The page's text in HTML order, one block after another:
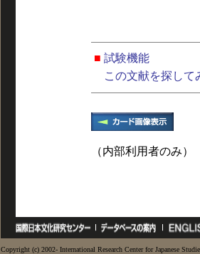
■ 試験機能
この文献を探して
（内部利用者のみ）
Copyright (c) 2002- International Research Center for Japanese